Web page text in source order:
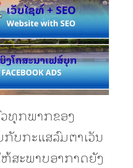
ທຸກພາກຂອງ
ບກະແສລົມຕາເວັນ
ສະພາບອາກາດຍັງ